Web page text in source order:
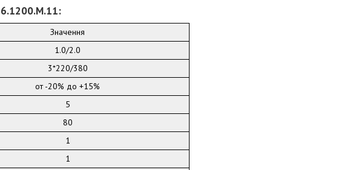
Значення
1.0/2.0
3*220/380
от -20% до +15%
5
80
1
1